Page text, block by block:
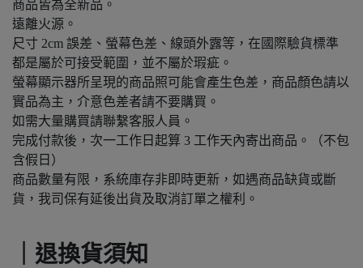
商品皆為全新品。
遠離火源。
尺寸 2cm 誤差、螢幕色差、線頭外露等，在國際驗貨標準
都是屬於可接受範圍，並不屬於瑕疵。
螢幕顯示器所呈現的商品照可能會產生色差，商品顏色請以
實品為主，介意色差者請不要購買。
如需大量購買請聯繫客服人員。
完成付款後，次一工作日起算 3 工作天內寄出商品。（不包
含假日）
商品數量有限，系統庫存非即時更新，如遇商品缺貨或斷
貨，我司保有延後出貨及取消訂單之權利。
｜退換貨須知